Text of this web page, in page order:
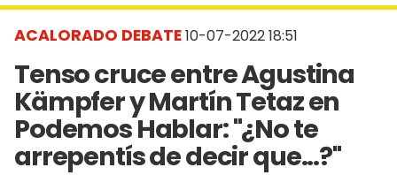
ACALORADO DEBATE10-07-2022 18:51
Tenso cruce entre Agustina
Kämpfer y Martín Tetaz en
Podemos Hablar: "¿No te
arrepentís de decir que...?"